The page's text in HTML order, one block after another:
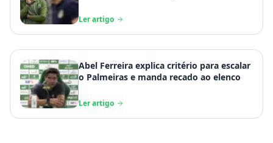
Ler artigo
Abel Ferreira explica critério para escalar
o Palmeiras e manda recado ao elenco
Ler artigo